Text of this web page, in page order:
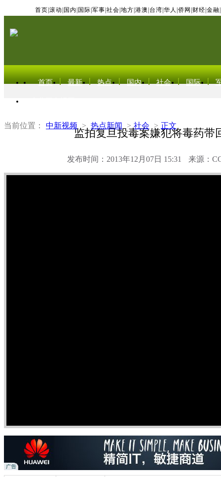
首页 滚动 国内 国际 军事 社会 地方 港澳 台湾 华人 侨网 财经 金融
首页 最新 热点 国内 社会 国际
当前位置： 中新视频 > 热点新闻 > 社会 > 正文
监拍复旦投毒案嫌犯将毒药带
发布时间：2013年12月07日 15:31 来源：